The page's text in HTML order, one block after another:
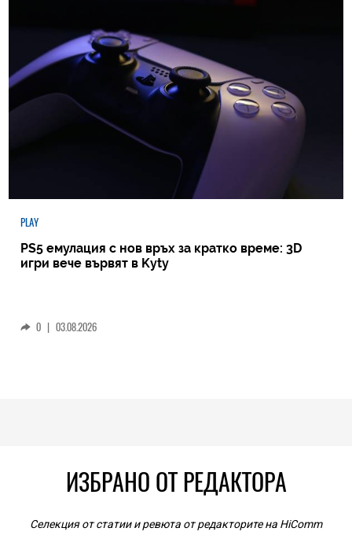
PLAY
PS5 емулация с нов връх за кратко време: 3D
игри вече вървят в Kyty
0 | 03.08.2026
ИЗБРАНО ОТ РЕДАКТОРА
Селекция от статии и ревюта от редакторите на HiComm